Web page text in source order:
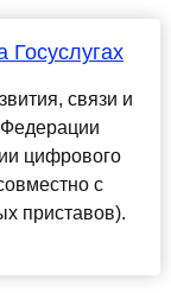
связи и
цифрового
с
приставов).